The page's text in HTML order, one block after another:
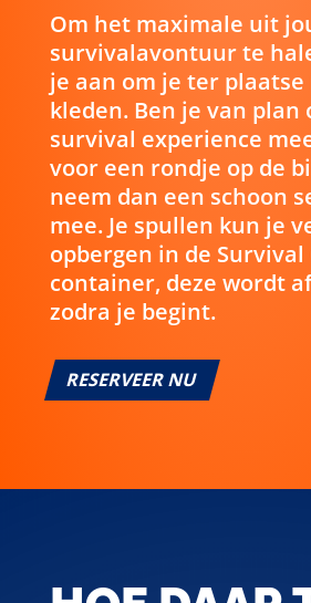
Om het maximale uit
survivalavontuur te
je aan om je ter
kleden. Ben je van plan
survival experience
voor een rondje op de
neem dan een schoon
mee. Je spullen kun je
opbergen in de Survival
container, deze wordt
zodra je begint.
RESERVEER NU